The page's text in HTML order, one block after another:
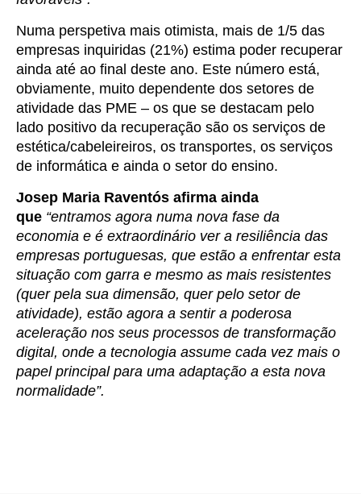
Numa perspetiva mais otimista, mais de 1/5 das
empresas inquiridas (21%) estima poder recuperar
ainda até ao final deste ano. Este número está,
obviamente, muito dependente dos setores de
atividade das PME – os que se destacam pelo
lado positivo da recuperação são os serviços de
estética/cabeleireiros, os transportes, os serviços
de informática e ainda o setor do ensino.
Josep Maria Raventós afirma ainda
que “entramos agora numa nova fase da
economia e é extraordinário ver a resiliência das
empresas portuguesas, que estão a enfrentar esta
situação com garra e mesmo as mais resistentes
(quer pela sua dimensão, quer pelo setor de
atividade), estão agora a sentir a poderosa
aceleração nos seus processos de transformação
digital, onde a tecnologia assume cada vez mais o
papel principal para uma adaptação a esta nova
normalidade”.